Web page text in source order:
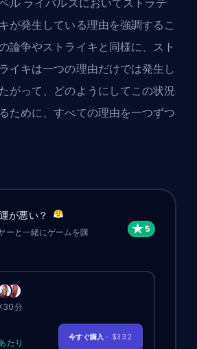
ル ライバルズにおいてストラテ
が発生している理由を強調するこ
論争やストライキと同様に、スト
イキは一つの理由だけでは発生し
がって、どのようにしてこの状況
ために、すべての理由を一つずつ
が悪い？
ーと一緒にゲームを購
分
たり
今すぐ購入- $3.32